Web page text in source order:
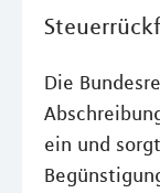
Die
ein und